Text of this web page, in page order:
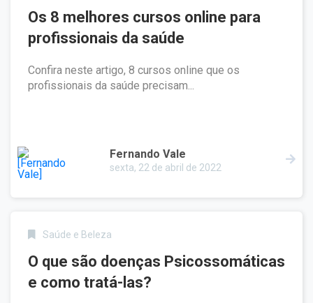
Os 8 melhores cursos online para
profissionais da saúde
Confira neste artigo, 8 cursos online que os
profissionais da saúde precisam...
Fernando Vale
sexta, 22 de abril de 2022
Saúde e Beleza
O que são doenças Psicossomáticas
e como tratá-las?